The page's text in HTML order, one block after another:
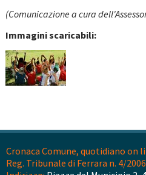
(Comunicazione a cura
Immagini scaricabili:
Cronaca Comune, quotidiano on
Reg. Tribunale di Ferrara n. 4/